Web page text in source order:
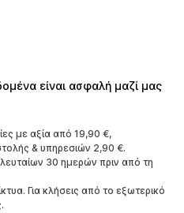
Aποκλειστικά
Trending
Μποτάκια
είναι ασφαλή μαζί μας
με αξία από 19,90 €,
& υπηρεσιών 2,90 €.
30 ημερών πριν από τη
Για κλήσεις από το εξωτερικό